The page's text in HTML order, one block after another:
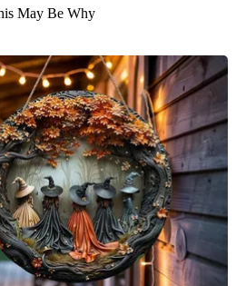
May Be Why